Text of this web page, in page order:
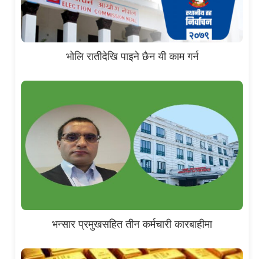
भोलि रातीदेखि पाइने छैन यी काम गर्न
भन्सार प्रमुखसहित तीन कर्मचारी कारबाहीमा